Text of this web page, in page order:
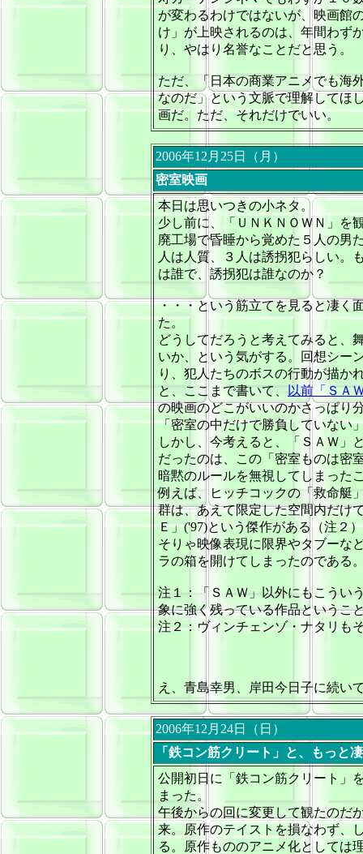
が変わるわけではないが、映画館
け」が上映されるのは、年間わず
り、やはり名誉なことだと思う。
ただ、「日本の商業アニメでも海
なのだ」という文脈で理解してほ
画だ。ただ、それだけでいい。
2006年12月25日（月）
密室映画
本日は思いつきの小ネタ。
少し前に、「ＵＮＫＮＯＷＮ」を
廃工場で昏睡から覚めた５人の男
人は人質、３人は誘拐犯らしい。
は誰で、誘拐犯は誰なのか？
・・・という筋立てを見ると凄く
た。
どうしてだろうと考えてみると、
いか、という気がする。回想シー
り、犯人たちのボスの行動が描か
と、ここまで書いて、
以前「ＳＡ
の映画のどこがいいのかさっぱり
「密室の中だけで勝負していない
しかし、今考えると、「ＳＡＷ」
だったのは、この「密室ものは密
暗黙のルールを無視してしまった
例えば、ヒッチコックの「救命艇
群は、あえて限定した空間内だけ
Ｅ」('97)という傑作がある（注２
そりゃ映像表現に限界やタブーな
ラの箱を開けてしまったのである
注１：「ＳＡＷ」以外にもこうい
象に強く残っている作品というこ
注２：ヴィンチェンゾ・ナタリも
え、青島幸男、岸田今日子に続い
2006年12月24日（日）
「鉄コン筋クリート」と、もっと
公開初日に「鉄コン筋クリート」
まった。
午後からの回に変更して観たのだ
来。原作のテイストを損なわず、
る。原作もののアニメ化としては